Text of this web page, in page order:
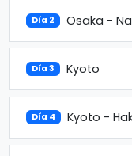
Día 2 Osaka -
Día 3 Kyoto
Día 4 Kyoto -